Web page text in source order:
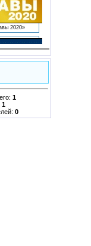
2020»
ПО
1
1
0